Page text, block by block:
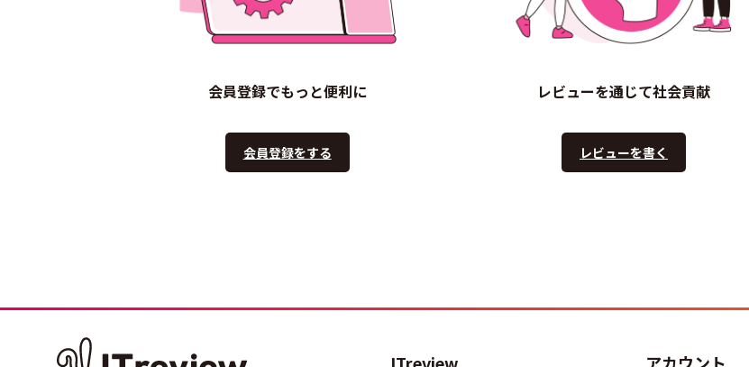
会員登録でもっと便利に
会員登録をする
レビューを通じて社会貢献
レビューを書く